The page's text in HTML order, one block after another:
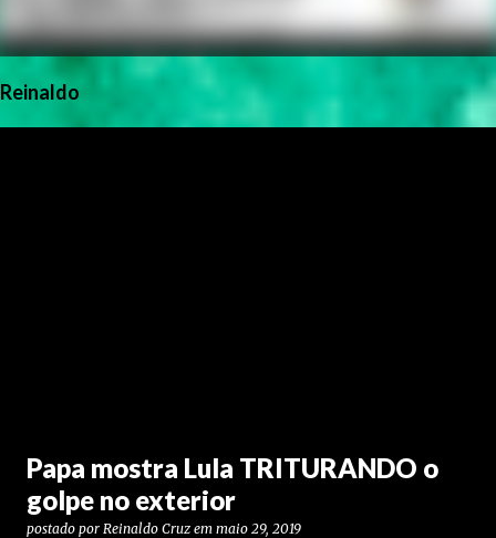
Reinaldo
Papa mostra Lula TRITURANDO o
golpe no exterior
postado por Reinaldo Cruz em maio 29, 2019